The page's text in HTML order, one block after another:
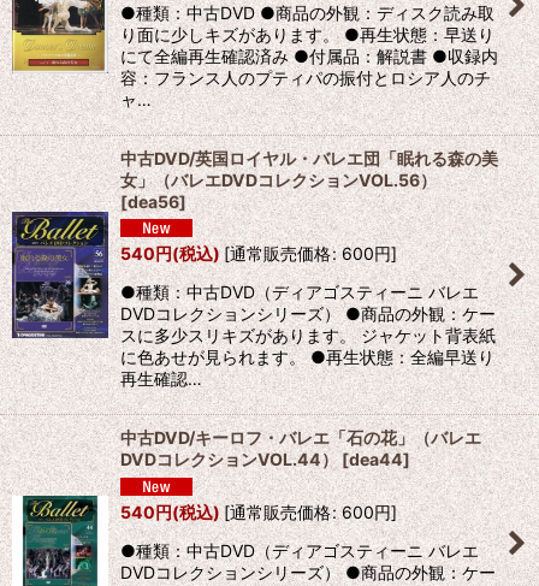
●種類：中古DVD ●商品の外観：ディスク読み取
り面に少しキズがあります。 ●再生状態：早送り
にて全編再生確認済み ●付属品：解説書 ●収録内
容：フランス人のプティパの振付とロシア人のチ
ャ…
中古DVD/英国ロイヤル・バレエ団「眠れる森の美
女」（バレエDVDコレクションVOL.56）
[dea56]
540円(税込)[通常販売価格: 600円]
●種類：中古DVD（ディアゴスティーニ バレエ
DVDコレクションシリーズ） ●商品の外観：ケー
スに多少スリキズがあります。 ジャケット背表紙
に色あせが見られます。 ●再生状態：全編早送り
再生確認…
中古DVD/キーロフ・バレエ「石の花」（バレエ
DVDコレクションVOL.44） [dea44]
540円(税込)[通常販売価格: 600円]
●種類：中古DVD（ディアゴスティーニ バレエ
DVDコレクションシリーズ） ●商品の外観：ケー